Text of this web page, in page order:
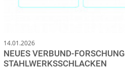
14.01.2026
NEUES VERBUND-
STAHLWERKSSCHLACKEN